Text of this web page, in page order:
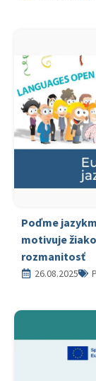
Poďme
motivuje
rozmanitosť
26.08.2025